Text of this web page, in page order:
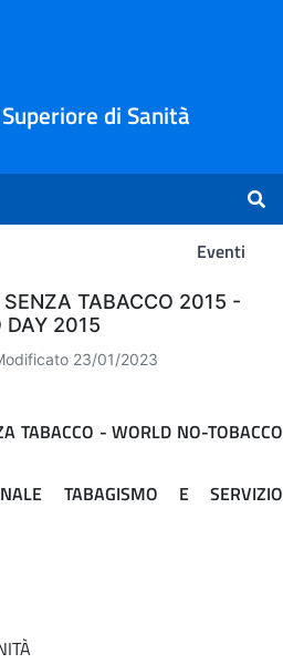
di Sanità
Eventi
TABACCO 2015 -
DAY 2015
23/01/2023
TABACCO - WORLD NO-TOBACCO
TABAGISMO E SERVIZIO